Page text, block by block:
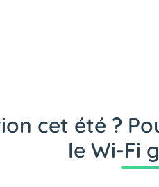
cet été ?
le Wi-Fi